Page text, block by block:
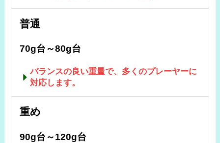
普通
70g台～80g台
バランスの良い重量で、多くのプレーヤーに
対応します。
重め
90g台～120g台